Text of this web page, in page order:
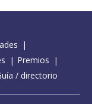
Premios
/ directorio